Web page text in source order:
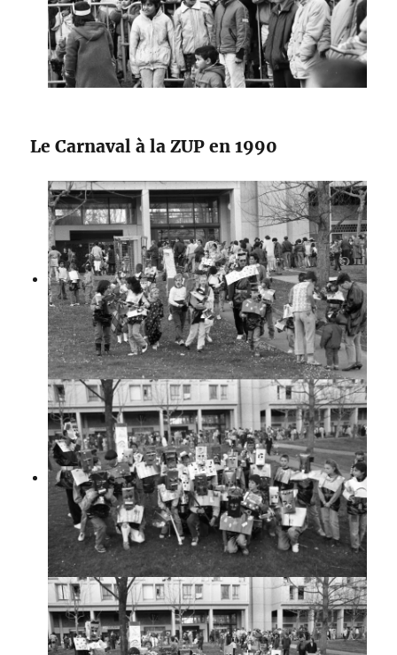
Le Carnaval à la ZUP en 1990